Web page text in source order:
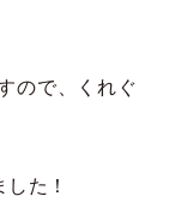
ので、くれぐ
た！